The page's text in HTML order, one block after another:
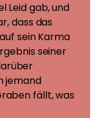
Leid gab, und
dass das
sein Karma
seiner
jemand
fällt, was